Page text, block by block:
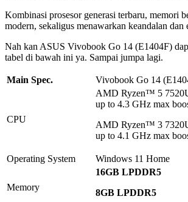
Kombinasi prosesor generasi terbaru, memori
modern, sekaligus menawarkan keandalan dan
Nah kan ASUS Vivobook Go 14 (E1404F)
tabel di bawah ini ya. Sampai jumpa lagi.
Main Spec. Vivobook Go 14
CPU
AMD Ryzen™ 5
up to 4.3 GHz max
AMD Ryzen™ 3
up to 4.1 GHz max
Operating System Windows 11 Home
Memory
16GB LPDDR5
8GB LPDDR5